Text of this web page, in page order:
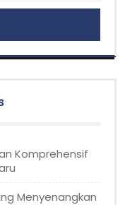
Komprehensif
Menyenangkan